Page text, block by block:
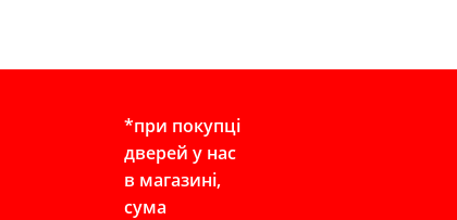
*при покупці
дверей у нас
в магазині,
сума